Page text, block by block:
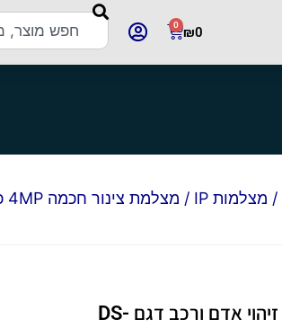
₪0
0
/ מצלמות IP / מצלמת צינור חכמה 4MP כולל זיהוי אדם ורכב דגם DS-2CD2043G2-I
מצלמת צינור חכמה 4MP כולל זיהוי אדם ורכב דגם DS-